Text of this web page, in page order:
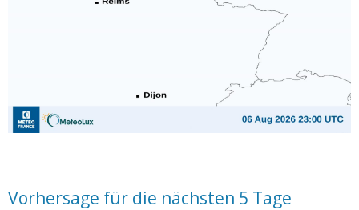
Vorhersage für die nächsten 5 Tage